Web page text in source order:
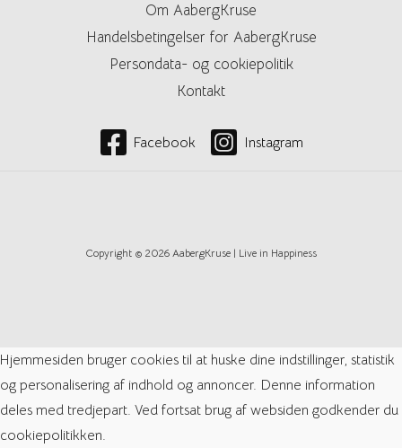
Om AabergKruse
Handelsbetingelser for AabergKruse
Persondata- og cookiepolitik
Kontakt
Facebook Instagram
Copyright © 2026 AabergKruse | Live in Happiness
Hjemmesiden bruger cookies til at huske dine indstillinger, statistik
og personalisering af indhold og annoncer. Denne information
deles med tredjepart. Ved fortsat brug af websiden godkender du
cookiepolitikken.